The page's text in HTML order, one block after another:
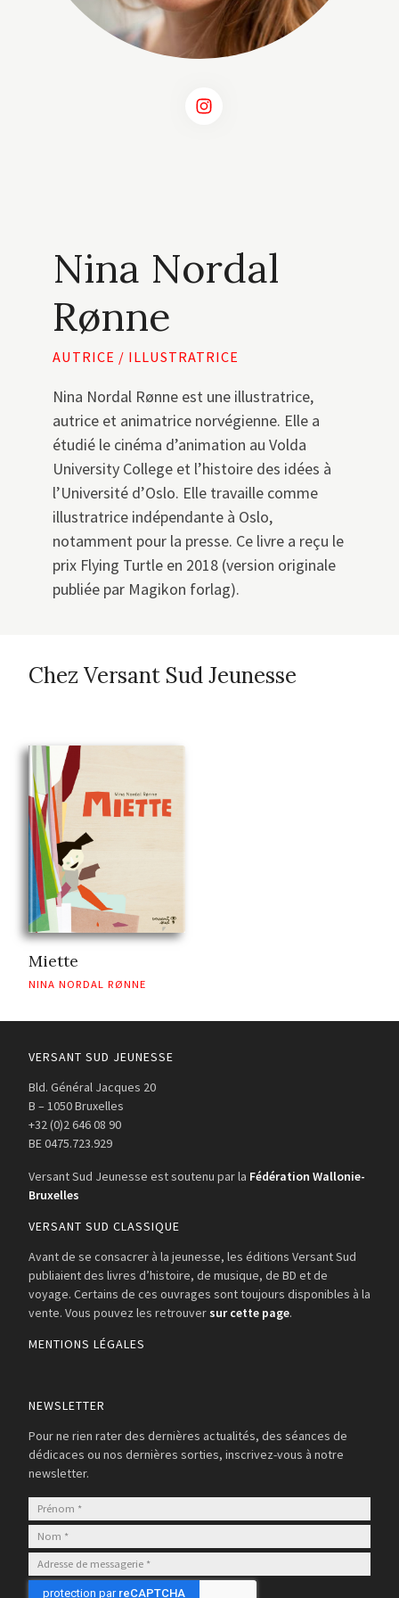
Nina Nordal
Rønne
AUTRICE / ILLUSTRATRICE
Nina Nordal Rønne est une illustratrice,
autrice et animatrice norvégienne. Elle a
étudié le cinéma d’animation au Volda
University College et l’histoire des idées à
l’Université d’Oslo. Elle travaille comme
illustratrice indépendante à Oslo,
notamment pour la presse. Ce livre a reçu le
prix Flying Turtle en 2018 (version originale
publiée par Magikon forlag).
Chez Versant Sud Jeunesse
Miette
NINA NORDAL RØNNE
VERSANT SUD JEUNESSE
Bld. Général Jacques 20
B – 1050 Bruxelles
+32 (0)2 646 08 90
BE 0475.723.929
Versant Sud Jeunesse est soutenu par la Fédération Wallonie-
Bruxelles
VERSANT SUD CLASSIQUE
Avant de se consacrer à la jeunesse, les éditions Versant Sud
publiaient des livres d’histoire, de musique, de BD et de
voyage. Certains de ces ouvrages sont toujours disponibles à la
vente. Vous pouvez les retrouver sur cette page.
MENTIONS LÉGALES
NEWSLETTER
Pour ne rien rater des dernières actualités, des séances de
dédicaces ou nos dernières sorties, inscrivez-vous à notre
newsletter.